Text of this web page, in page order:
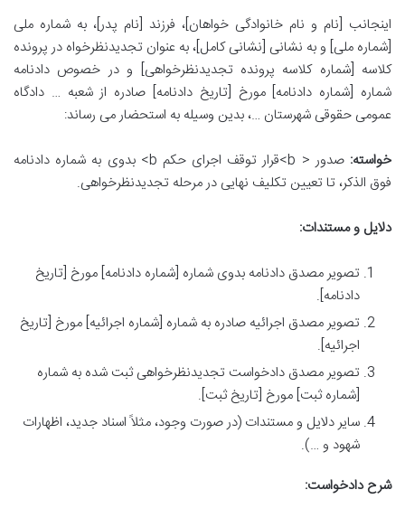
اینجانب [نام و نام خانوادگی خواهان]، فرزند [نام پدر]، به شماره ملی
[شماره ملی] و به نشانی [نشانی کامل]، به عنوان تجدیدنظرخواه در پرونده
کلاسه [شماره کلاسه پرونده تجدیدنظرخواهی] و در خصوص دادنامه
شماره [شماره دادنامه] مورخ [تاریخ دادنامه] صادره از شعبه … دادگاه
عمومی حقوقی شهرستان …، بدین وسیله به استحضار می رساند:
خواسته:
صدور < b>قرار توقف اجرای حکم b> بدوی به شماره دادنامه
فوق الذکر، تا تعیین تکلیف نهایی در مرحله تجدیدنظرخواهی.
دلایل و مستندات:
تصویر مصدق دادنامه بدوی شماره [شماره دادنامه] مورخ [تاریخ
دادنامه].
تصویر مصدق اجرائیه صادره به شماره [شماره اجرائیه] مورخ [تاریخ
اجرائیه].
تصویر مصدق دادخواست تجدیدنظرخواهی ثبت شده به شماره
[شماره ثبت] مورخ [تاریخ ثبت].
سایر دلایل و مستندات (در صورت وجود، مثلاً اسناد جدید، اظهارات
شهود و …).
شرح دادخواست: